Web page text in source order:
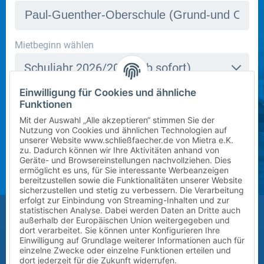
In dieser Schule stehen derzeit leider keine Schließfächer
zur Verfügung. Bitte kontaktieren Sie uns per E-Mail
aninfo@mietra.de.
Mietbeginn wählen
Schuljahr 2026/2027 (ab sofort)
Klasse wählen
Bitte wählen Sie die korrekte Klassenstufe im
kommenden Schuljahr.
5
Zusatz (Klasse a, b, c) wählen
?
Größe des Kindes (Erreichbarkeit des Schließfachs)
Bitte auswählen
Vor-/Nachname des Kindes
Einwilligung für Cookies und ähnliche
Funktionen
Mit der Auswahl „Alle akzeptieren“ stimmen Sie der
Nutzung von Cookies und ähnlichen Technologien auf
unserer Website www.schließfaecher.de von Mietra e.K.
zu. Dadurch können wir Ihre Aktivitäten anhand von
Geräte- und Browsereinstellungen nachvollziehen. Dies
ermöglicht es uns, für Sie interessante Werbeanzeigen
bereitzustellen sowie die Funktionalitäten unserer Website
sicherzustellen und stetig zu verbessern. Die Verarbeitung
erfolgt zur Einbindung von Streaming-Inhalten und zur
statistischen Analyse. Dabei werden Daten an Dritte auch
außerhalb der Europäischen Union weitergegeben und
dort verarbeitet. Sie können unter Konfigurieren Ihre
Einwilligung auf Grundlage weiterer Informationen auch für
einzelne Zwecke oder einzelne Funktionen erteilen und
dort jederzeit für die Zukunft widerrufen.